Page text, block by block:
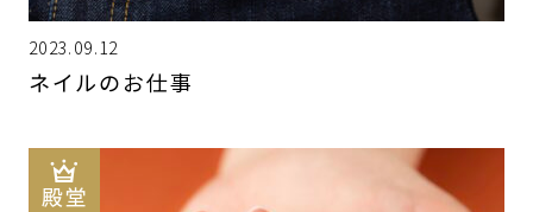
2023.09.12
ネイルのお仕事